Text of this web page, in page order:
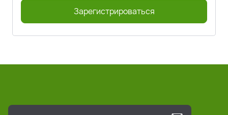
Зарегистрироваться